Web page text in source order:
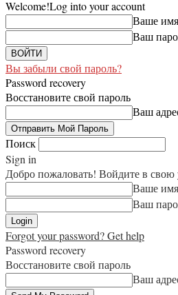
Welcome!Log into your account
Ваше имя
Ваш
Вы забыли свой пароль?
Password recovery
Восстановите свой пароль
Ваш
Поиск
Sign in
Добро пожаловать! Войдите в свою
Ваше имя
Ваш
Forgot your password? Get help
Password recovery
Восстановите свой пароль
Ваш